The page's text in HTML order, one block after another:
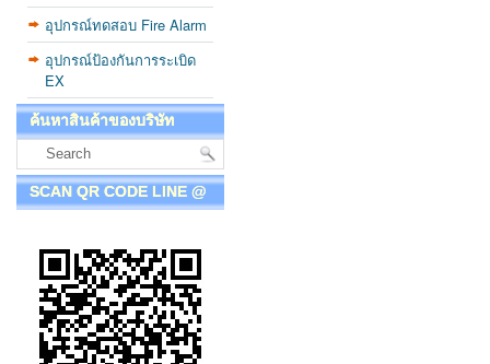
อุปกรณ์ทดสอบ Fire Alarm
อุปกรณ์ป้องกันการระเบิด
EX
ค้นหาสินค้าของบริษัท
SCAN QR CODE LINE @